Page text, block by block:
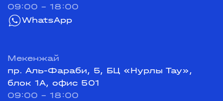
09:00 - 18:00
WhatsApp
Мекенжай
пр. Аль-Фараби, 5, БЦ «Нурлы Тау»,
блок 1А, офис 501
09:00 - 18:00